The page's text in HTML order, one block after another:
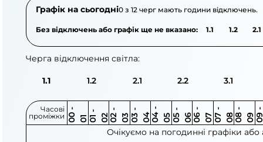
Графік на сьогодні0 з 12 черг мають години відключень.
Без відключень або графік ще не вказано: 1.1 1.2 2.1
Черга відключення світла:
1.1 1.2 2.1 2.2 3.1
Часові
проміжки 0
0
-
0 1 0
1
-
0 2 0 2
-
0 3 0 3
-
0 4 0 4
-
0 5 0 5
-
0 6 0 6
-
0 7 0 7
-
0 8 0 8
-
0 9 0
9
-
1
Очікуємо на погодинні графіки